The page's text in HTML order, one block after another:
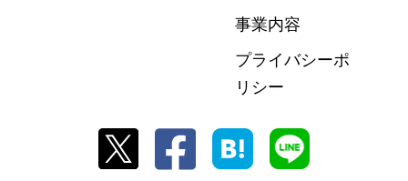
事業内容
プライバシーポ
リシー